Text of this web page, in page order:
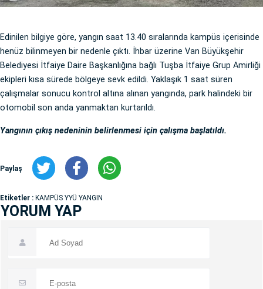
Edinilen bilgiye göre, yangın saat 13.40 sıralarında kampüs içerisinde
henüz bilinmeyen bir nedenle çıktı. İhbar üzerine Van Büyükşehir
Belediyesi İtfaiye Daire Başkanlığına bağlı Tuşba İtfaiye Grup Amirliği
ekipleri kısa sürede bölgeye sevk edildi. Yaklaşık 1 saat süren
çalışmalar sonucu kontrol altına alınan yangında, park halindeki bir
otomobil son anda yanmaktan kurtarıldı.
Yangının çıkış nedeninin belirlenmesi için çalışma başlatıldı.
Paylaş
Etiketler : KAMPÜS YYÜ YANGIN
YORUM YAP